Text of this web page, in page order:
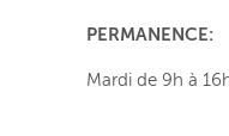
PERMANENCE:
Mardi de 9h à